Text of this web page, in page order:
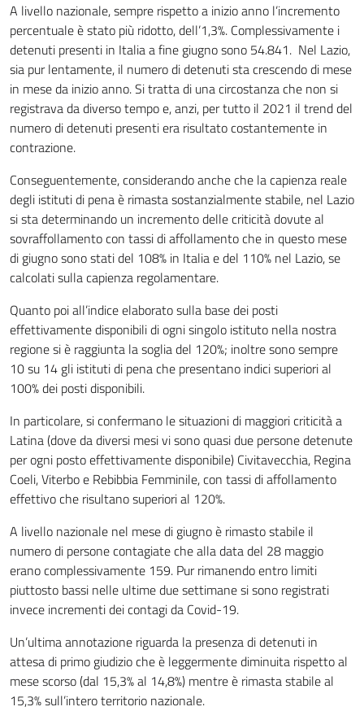
A livello nazionale, sempre rispetto a inizio anno l’incremento
percentuale è stato più ridotto, dell’1,3%. Complessivamente i
detenuti presenti in Italia a fine giugno sono 54.841. Nel Lazio,
sia pur lentamente, il numero di detenuti sta crescendo di mese
in mese da inizio anno. Si tratta di una circostanza che non si
registrava da diverso tempo e, anzi, per tutto il 2021 il trend del
numero di detenuti presenti era risultato costantemente in
contrazione.
Conseguentemente, considerando anche che la capienza reale
degli istituti di pena è rimasta sostanzialmente stabile, nel Lazio
si sta determinando un incremento delle criticità dovute al
sovraffollamento con tassi di affollamento che in questo mese
di giugno sono stati del 108% in Italia e del 110% nel Lazio, se
calcolati sulla capienza regolamentare.
Quanto poi all’indice elaborato sulla base dei posti
effettivamente disponibili di ogni singolo istituto nella nostra
regione si è raggiunta la soglia del 120%; inoltre sono sempre
10 su 14 gli istituti di pena che presentano indici superiori al
100% dei posti disponibili.
In particolare, si confermano le situazioni di maggiori criticità a
Latina (dove da diversi mesi vi sono quasi due persone detenute
per ogni posto effettivamente disponibile) Civitavecchia, Regina
Coeli, Viterbo e Rebibbia Femminile, con tassi di affollamento
effettivo che risultano superiori al 120%.
A livello nazionale nel mese di giugno è rimasto stabile il
numero di persone contagiate che alla data del 28 maggio
erano complessivamente 159. Pur rimanendo entro limiti
piuttosto bassi nelle ultime due settimane si sono registrati
invece incrementi dei contagi da Covid-19.
Un’ultima annotazione riguarda la presenza di detenuti in
attesa di primo giudizio che è leggermente diminuita rispetto al
mese scorso (dal 15,3% al 14,8%) mentre è rimasta stabile al
15,3% sull’intero territorio nazionale.